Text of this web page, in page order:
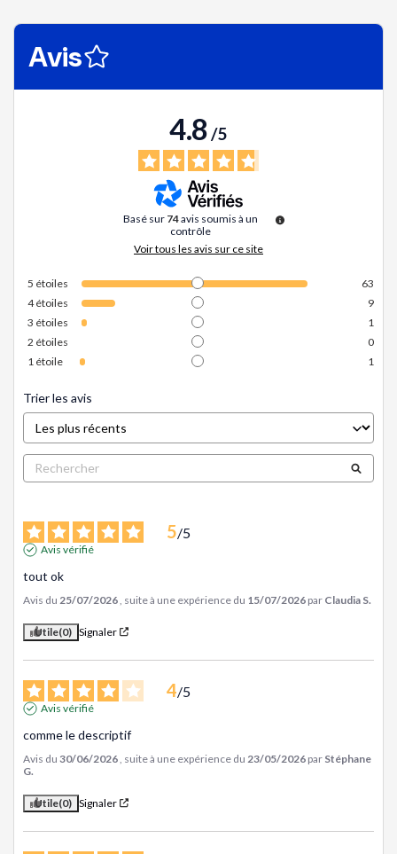
Avis
4.8/5
Basé sur 74avis soumis à un
contrôle
Voir tous les avis sur ce site
5 étoiles
63
4étoiles
9
3 étoiles
1
2 étoiles
0
1 étoile 1
Trier les avis
5/5
Avis vérifié
tout ok
Avis du 25/07/2026 , suite à une expérience du 15/07/2026 par Claudia S.
Utile(0) Signaler
4/5
Avis vérifié
comme le descriptif
Avis du 30/06/2026 , suite à une expérience du 23/05/2026 par Stéphane
G.
Utile(0) Signaler